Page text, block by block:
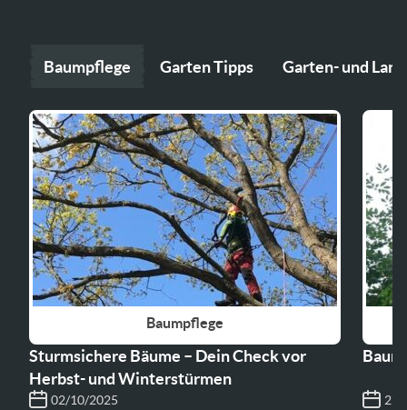
Baumpflege Garten Tipps Garten- und
Baumpflege
Sturmsichere Bäume – Dein Check vor
Herbst- und Winterstürmen
02/10/2025 27/